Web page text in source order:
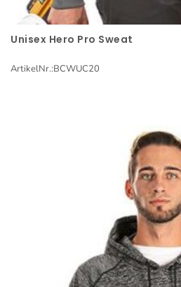
Schnellansicht
Unisex Hero Pro Sweat
ArtikelNr.:BCWUC20